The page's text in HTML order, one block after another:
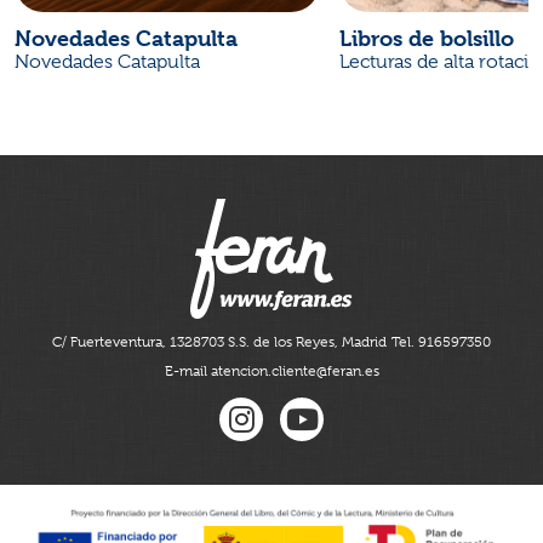
Novedades Catapulta
Novedades Catapulta
Libros de bolsillo
Lecturas de alta
C/ Fuerteventura, 1328703 S.S. de los Reyes, Madrid Tel. 916597350
E-mail atencion.cliente@feran.es